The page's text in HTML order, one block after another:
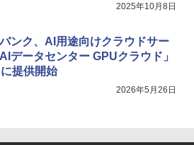
2025年10月8日
ンク、AI用途向けクラウドサー
データセンター GPUクラウド」
提供開始
2026年5月26日